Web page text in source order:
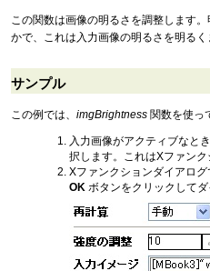
この関数は画像の明るさを調整します
かで、これは入力画像の明るさを明るく
サンプル
この例では、 imgBrightness 関数を使っ
入力画像がアクティブなと
択します。これはXファンク
Xファンクションダイアログ
OK ボタンをクリックしてダ